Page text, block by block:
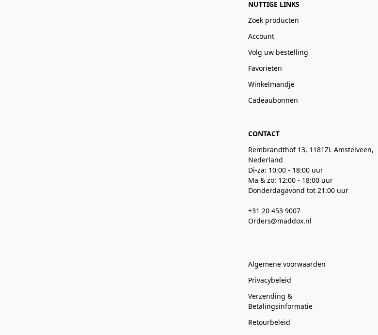
NUTTIGE LINKS
Zoek producten
Account
Volg uw bestelling
Favorieten
Winkelmandje
Cadeaubonnen
CONTACT
Rembrandthof 13, 1181ZL Amstelveen,
Nederland
Di-za: 10:00 - 18:00 uur
Ma & zo: 12:00 - 18:00 uur
Donderdagavond tot 21:00 uur
+31 20 453 9007
Orders@maddox.nl
Algemene voorwaarden
Privacybeleid
Verzending &
Betalingsinformatie
Retourbeleid